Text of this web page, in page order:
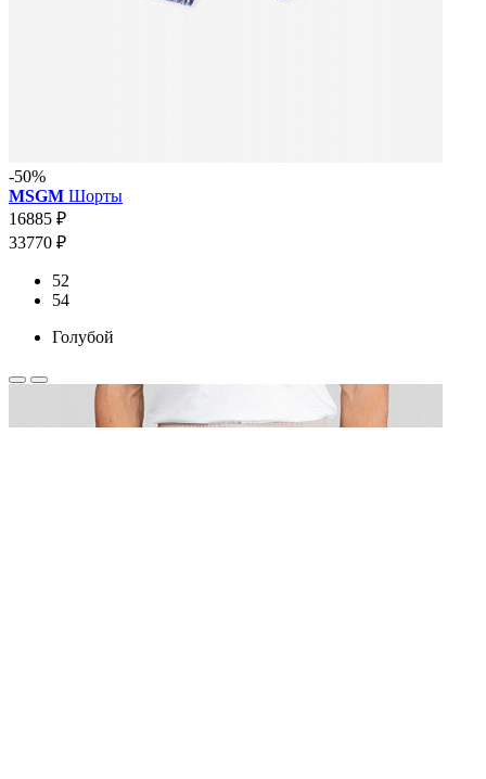
-50%
MSGM Шорты
16885 ₽
33770 ₽
52
54
Голубой